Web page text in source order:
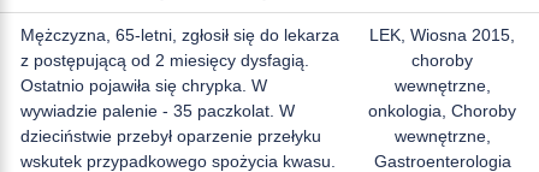
Mężczyzna, 65-letni, zgłosił się do lekarza
z postępującą od 2 miesięcy dysfagią.
Ostatnio pojawiła się chrypka. W
wywiadzie palenie - 35 paczkolat. W
dzieciństwie przebył oparzenie przełyku
wskutek przypadkowego spożycia kwasu.
LEK, Wiosna 2015,
choroby
wewnętrzne,
onkologia, Choroby
wewnętrzne,
Gastroenterologia